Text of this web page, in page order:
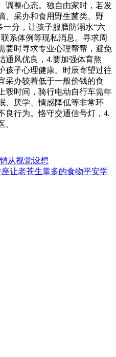
调整心态。独自由家时，若发
、采办和食用野生菌类、野
分，让孩子服膺防溺水“六
系体例等现私消息。寻求周
要时寻求专业心理帮帮，避免
通风优良，4.要加强体育熬
孩子心理健康。时辰寄望过往
采办较着低于一般价钱的食
彀时间，骑行电动自行车需年
、厌学、情感降低等非常环
良行为。恪守交通信号灯，4.
。
从视觉设想
让老苍生掌多的食物平安学